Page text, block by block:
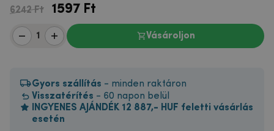
6242 Ft 1597 Ft
Vásároljon
Gyors szállítás - minden raktáron
Visszatérítés - 60 napon belül
INGYENES AJÁNDÉK 12 887,- HUF feletti vásárlás
esetén